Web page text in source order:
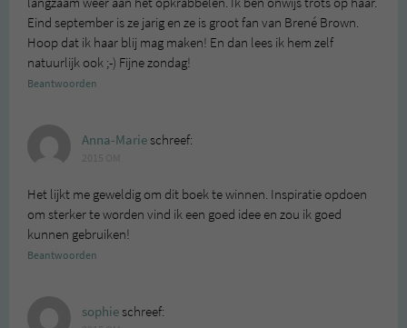
Eind september is ze jarig en ze is groot fan van Brené Brown.
Hoop dat ik haar blij mag maken! En dan lees ik hem zelf
natuurlijk ook ;-) Fijne zondag!
Beantwoorden
Anna-Marieschreef:
Het lijkt me geweldig om dit boek te winnen. Inspiratie opdoen
om sterker te worden vind ik een goed idee en zou ik goed
kunnen gebruiken!
Beantwoorden
sophieschreef: